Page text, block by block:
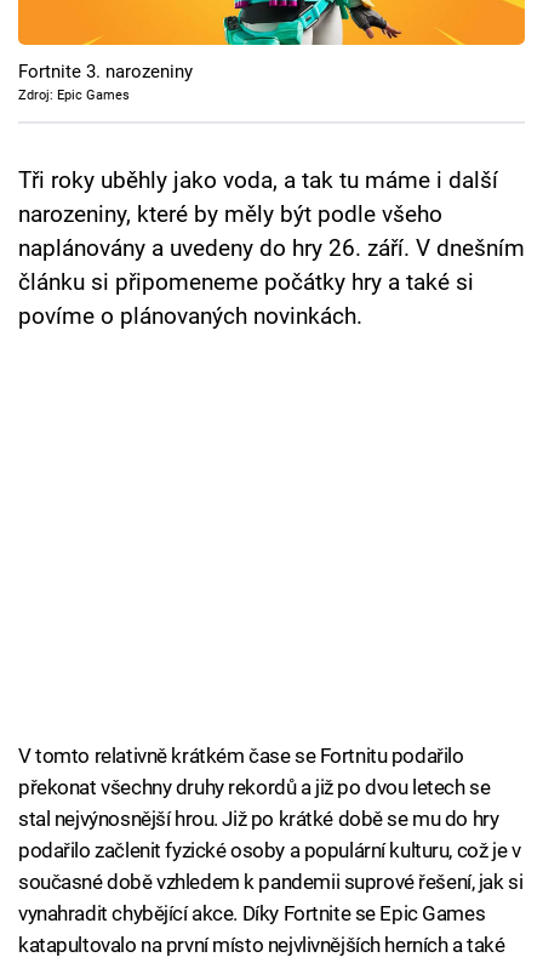
Pořady
Sledujte prima+
Přihlášení
Fortnite 3. narozeniny
Zdroj: Epic Games
Tři roky uběhly jako voda, a tak tu máme i další
narozeniny, které by měly být podle všeho
naplánovány a uvedeny do hry 26. září. V dnešním
článku si připomeneme počátky hry a také si
povíme o plánovaných novinkách.
V tomto relativně krátkém čase se Fortnitu podařilo
překonat všechny druhy rekordů a již po dvou letech se
stal nejvýnosnější hrou. Již po krátké době se mu do hry
podařilo začlenit fyzické osoby a populární kulturu, což je v
současné době vzhledem k pandemii suprové řešení, jak si
vynahradit chybějící akce. Díky Fortnite se Epic Games
katapultovalo na první místo nejvlivnějších herních a také